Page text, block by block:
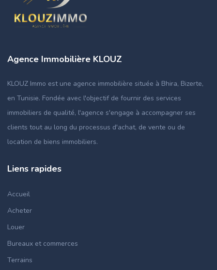
Agence Immobilière KLOUZ
KLOUZ Immo est une agence immobilière située à Bhira, Bizerte,
en Tunisie. Fondée avec l'objectif de fournir des services
immobiliers de qualité, l'agence s'engage à accompagner ses
clients tout au long du processus d'achat, de vente ou de
location de biens immobiliers.
Liens rapides
Accueil
Acheter
Louer
Bureaux et commerces
Terrains